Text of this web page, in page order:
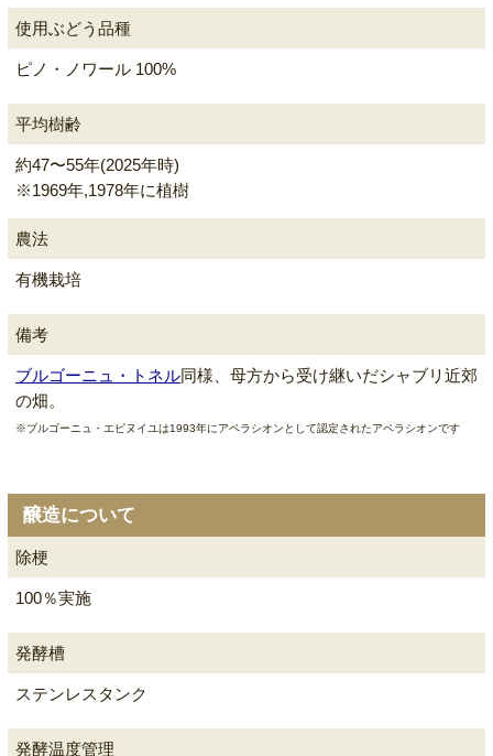
使用ぶどう品種
ピノ・ノワール 100%
平均樹齢
約47〜55年(2025年時)
※1969年,1978年に植樹
農法
有機栽培
備考
ブルゴーニュ・トネル同様、母方から受け継いだシャブリ近郊
の畑。
※ブルゴーニュ・エピヌイユは1993年にアペラシオンとして認定されたアペラシオンです
醸造について
除梗
100％実施
発酵槽
ステンレスタンク
発酵温度管理